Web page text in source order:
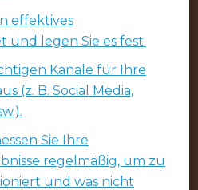
effektives
legen Sie es fest.
Kanäle für Ihre
(z. B. Social Media,
Sie Ihre
regelmäßig, um zu
und was nicht